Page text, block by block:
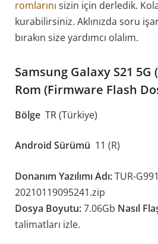
romlarını sizin için derledik.
kurabilirsiniz. Aklınızda soru
bırakın size yardımcı olalım.
Samsung Galaxy S21 5G
Rom (Firmware Flash
Bölge TR (Türkiye)
Android Sürümü 11 (R)
Donanım Yazılımı Adı:TUR-
20210119095241.zip
Dosya Boyutu:7.06Gb Nasıl
talimatları izle.